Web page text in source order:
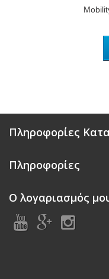
Πληροφορίες
Πληροφορίες
Ο λογαριασμός